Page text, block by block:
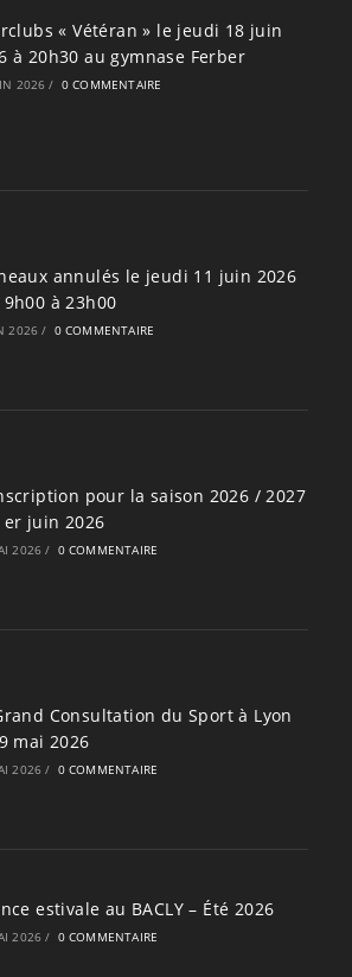
« Vétéran » le jeudi 18 juin
à 20h30 au gymnase Ferber
2026 / 0 COMMENTAIRE
annulés le jeudi 11 juin 2026
à 23h00
2026 / 0 COMMENTAIRE
pour la saison 2026 / 2027
juin 2026
2026 / 0 COMMENTAIRE
Consultation du Sport à Lyon
mai 2026
2026 / 0 COMMENTAIRE
estivale au BACLY – Été 2026
2026 / 0 COMMENTAIRE